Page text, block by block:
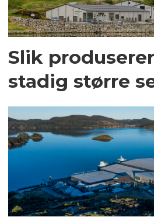
Slik
stadig større